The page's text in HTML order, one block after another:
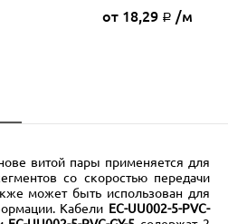
от 18,29 Р /м
витой пары применяется для
со скоростью передачи
может быть использован для
Кабели EC-UU002-5-PVC-